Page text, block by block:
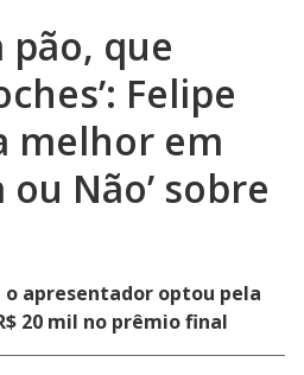
pão, que
Felipe
melhor em
ou Não’ sobre
o apresentador optou pela
20 mil no prêmio final